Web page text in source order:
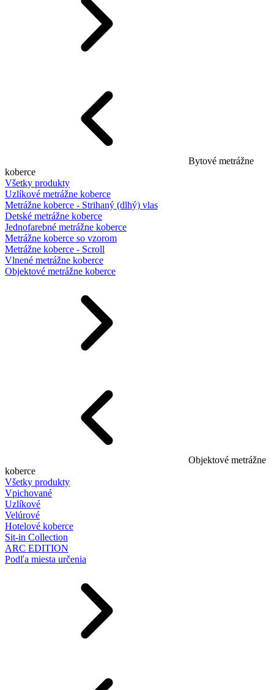
Bytové metrážne
koberce
Všetky produkty
Uzlíkové metrážne koberce
Metrážne koberce - Strihaný (dlhý) vlas
Detské metrážne koberce
Jednofarebné metrážne koberce
Metrážne koberce so vzorom
Metrážne koberce - Scroll
Vlnené metrážne koberce
Objektové metrážne koberce
Objektové metrážne
koberce
Všetky produkty
Vpichované
Uzlíkové
Velúrové
Hotelové koberce
Sit-in Collection
ARC EDITION
Podľa miesta určenia